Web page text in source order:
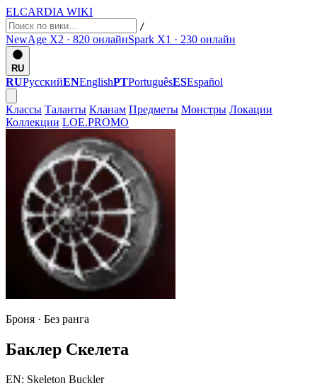
ELCARDIA WIKI
/
NewAge X2 · 820 онлайнSpark X1 · 230 онлайн
RU
RUРусскийENEnglishPTPortuguêsESEspañol
Классы Таланты Кланам Предметы Монстры Локации
Коллекции LOE.PROMO
Броня · Без ранга
Баклер Скелета
EN: Skeleton Buckler